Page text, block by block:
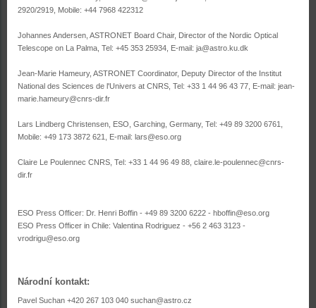
2920/2919, Mobile: +44 7968 422312
Johannes Andersen, ASTRONET Board Chair, Director of the Nordic Optical
Telescope on La Palma, Tel: +45 353 25934, E-mail: ja@astro.ku.dk
Jean-Marie Hameury, ASTRONET Coordinator, Deputy Director of the Institut
National des Sciences de l'Univers at CNRS, Tel: +33 1 44 96 43 77, E-mail: jean-
marie.hameury@cnrs-dir.fr
Lars Lindberg Christensen, ESO, Garching, Germany, Tel: +49 89 3200 6761,
Mobile: +49 173 3872 621, E-mail: lars@eso.org
Claire Le Poulennec CNRS, Tel: +33 1 44 96 49 88, claire.le-poulennec@cnrs-
dir.fr
ESO Press Officer: Dr. Henri Boffin - +49 89 3200 6222 - hboffin@eso.org
ESO Press Officer in Chile: Valentina Rodriguez - +56 2 463 3123 -
vrodrigu@eso.org
Národní kontakt:
Pavel Suchan +420 267 103 040 suchan@astro.cz